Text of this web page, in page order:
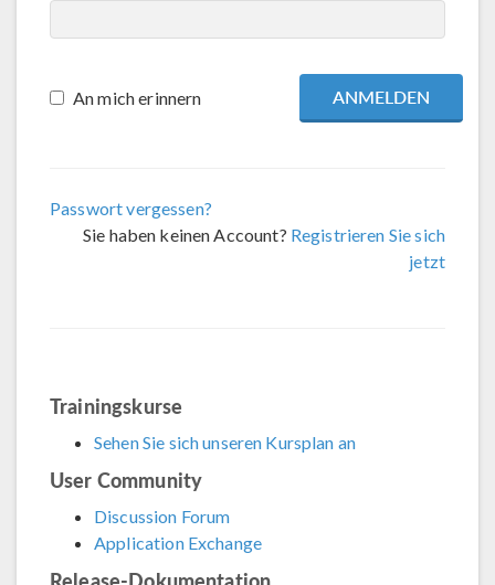
An mich erinnern
Passwort vergessen?
Sie haben keinen Account? Registrieren Sie sich
jetzt
Trainingskurse
Sehen Sie sich unseren Kursplan an
User Community
Discussion Forum
Application Exchange